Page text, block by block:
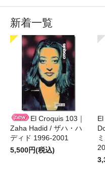
新着一覧
El Croquis 103｜
Zaha Hadid / ザハ・ハ
ディド 1996-2001
5,500円(税込)